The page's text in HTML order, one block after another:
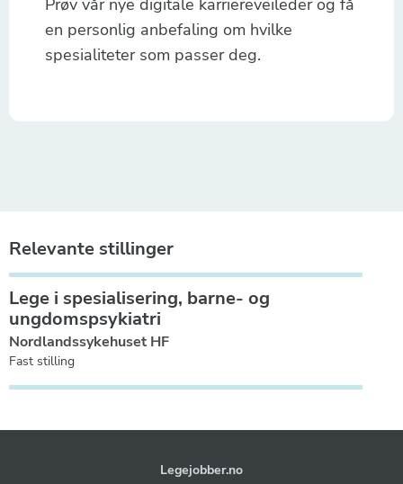
en personlig anbefaling om hvilke
spesialiteter som passer deg.
Relevante stillinger
Lege i spesialisering, barne- og
ungdomspsykiatri
Nordlandssykehuset HF
Fast stilling
Legejobber.no